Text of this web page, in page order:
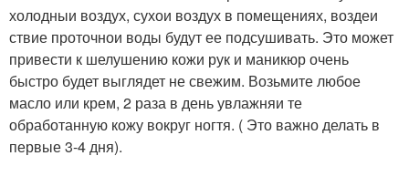
холодныи воздух, сухои воздух в помещениях, воздеи
ствие проточнои воды будут ее подсушивать. Это может
привести к шелушению кожи рук и маникюр очень
быстро будет выглядет не свежим. Возьмите любое
масло или крем, 2 раза в день увлажняи те
обработанную кожу вокруг ногтя. ( Это важно делать в
первые 3-4 дня).